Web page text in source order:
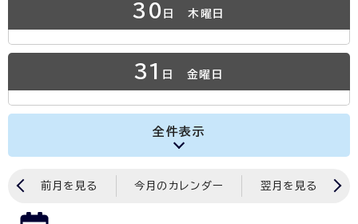
30 日 木曜日
31 日 金曜日
全件表示
前月を見る 今月のカレンダー 翌月を見る